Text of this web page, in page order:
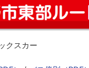
クスカー